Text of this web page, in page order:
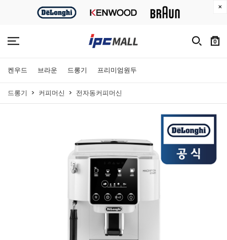
0
켄우드 브라운 드롱기 프리미엄원두
드롱기 커피머신 전자동커피머신